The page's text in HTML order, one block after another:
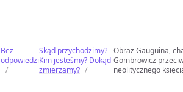
Bez
odpowiedzi
Skąd przychodzimy?
Kim jesteśmy? Dokąd
zmierzamy?
Obraz Gauguina,
Gombrowicz
neolitycznego